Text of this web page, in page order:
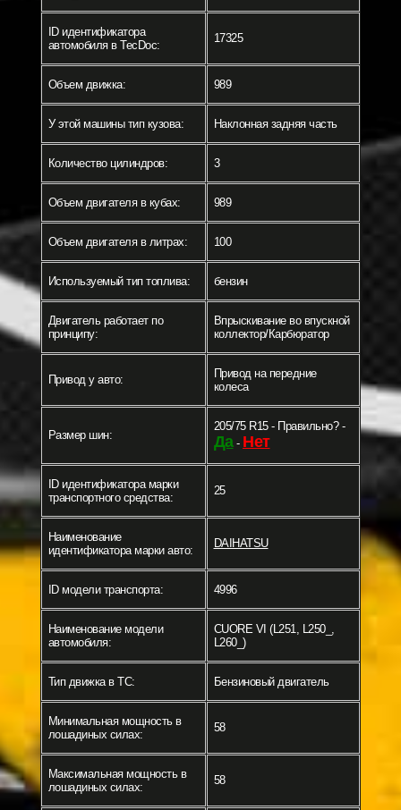
ID идентификатора
автомобиля в TecDoc:
17325
Объем движка: 989
У этой машины тип кузова: Наклонная задняя часть
Количество цилиндров: 3
Объем двигателя в кубах: 989
Объем двигателя в литрах: 100
Используемый тип топлива: бензин
Двигатель работает по
принципу:
Впрыскивание во впускной
коллектор/Карбюратор
Привод у авто:
Привод на передние
колеса
Размер шин:
205/75 R15 - Правильно? -
Да- Нет
ID идентификатора марки
транспортного средства:
25
Наименование
идентификатора марки авто:
DAIHATSU
ID модели транспорта: 4996
Наименование модели
автомобиля:
CUORE VI (L251, L250_,
L260_)
Тип движка в ТС: Бензиновый двигатель
Минимальная мощность в
лошадиных силах:
58
Максимальная мощность в
лошадиных силах:
58